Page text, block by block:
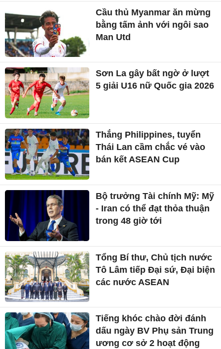
Cầu thủ Myanmar ăn mừng
bằng tấm ảnh với ngôi sao
Man Utd
Sơn La gây bất ngờ ở lượt
5 giải U16 nữ Quốc gia 2026
Thắng Philippines, tuyển
Thái Lan cầm chắc vé vào
bán kết ASEAN Cup
Bộ trưởng Tài chính Mỹ: Mỹ
- Iran có thể đạt thỏa thuận
trong 48 giờ tới
Tổng Bí thư, Chủ tịch nước
Tô Lâm tiếp Đại sứ, Đại biện
các nước ASEAN
Tiếng khóc chào đời đánh
dấu ngày BV Phụ sản Trung
ương cơ sở 2 hoạt động